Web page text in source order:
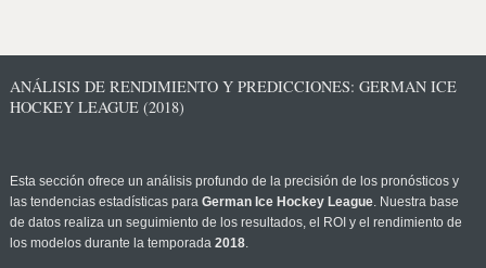
ANÁLISIS DE RENDIMIENTO Y PREDICCIONES: GERMAN ICE
HOCKEY LEAGUE (2018)
Esta sección ofrece un análisis profundo de la precisión de los pronósticos y
las tendencias estadísticas para German Ice Hockey League. Nuestra base
de datos realiza un seguimiento de los resultados, el ROI y el rendimiento de
los modelos durante la temporada 2018.